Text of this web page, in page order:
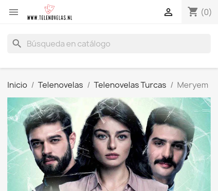
 shopping_cart (0)

search
Inicio Telenovelas Telenovelas Turcas Meryem